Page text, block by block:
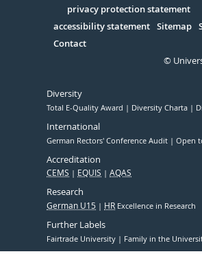
Serivce
privacy protection statement
accessibility statement Sitemap
Contact
©
Diversity
Total E-Quality Award Diversity Charta
International
German Rectors' Conference Audit Open
Accreditation
CEMS EQUIS AQAS
Research
German U15 HR Excellence in Research
Further Labels
Fairtrade University Family in the